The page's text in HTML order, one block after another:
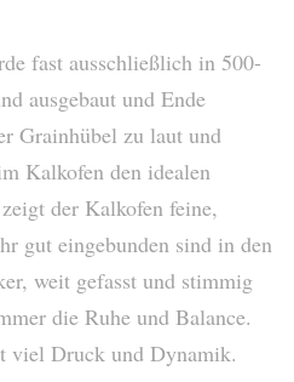
fast ausschließlich in 500-
ausgebaut und Ende
Grainhübel zu laut und
Kalkofen den idealen
der Kalkofen feine,
gut eingebunden sind in den
weit gefasst und stimmig
die Ruhe und Balance.
viel Druck und Dynamik.